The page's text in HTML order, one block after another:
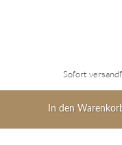
Sofort
In den